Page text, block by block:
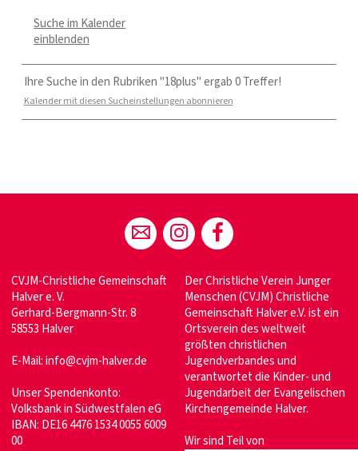
Suche im Kalender
einblenden
Ihre Suche in den Rubriken "18plus" ergab 0 Treffer!
Kalender mit diesen Sucheinstellungen abonnieren
CVJM-Christliche Gemeinschaft
Halver e. V.
Gerhard-Bergmann-Str. 8
58553 Halver
E-Mail:info@cvjm-halver.de
Unser Spendenkonto:
Volksbank in Südwestfalen eG
IBAN: DE16 4476 1534 0055 6009
00
Der Christliche Verein Junger
Menschen (CVJM) Christliche
Gemeinschaft Halver e.V. ist ein
Ortsverein des weltweit
größten christlichen
Jugendverbandes und
verantwortet die Kinder- und
Jugendarbeit der Evangelischen
Kirchengemeinde Halver.
Wir sind Teil von